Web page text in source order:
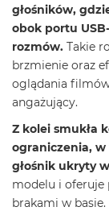
o
o
k
r
o
6
G
B
R
A
M
głośników,
obok portu
rozmów. Takie
brzmienie oraz
oglądania
angażujący.
Z kolei smukła
ograniczenia,
głośnik ukryty
modelu i oferuje
brakami w basie.